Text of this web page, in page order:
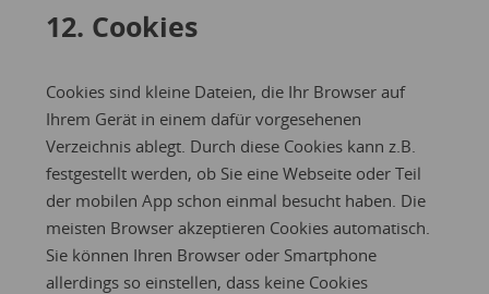
12. Cookies
Cookies sind kleine Dateien, die Ihr Browser auf
Ihrem Gerät in einem dafür vorgesehenen
Verzeichnis ablegt. Durch diese Cookies kann z.B.
festgestellt werden, ob Sie eine Webseite oder Teil
der mobilen App schon einmal besucht haben. Die
meisten Browser akzeptieren Cookies automatisch.
Sie können Ihren Browser oder Smartphone
allerdings so einstellen, dass keine Cookies